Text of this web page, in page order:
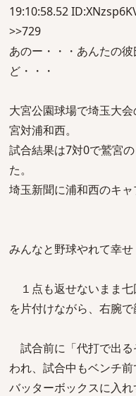
19:10:58.52
>>729
あのー・・・あんたの
ど・・・
大宮公園球場で埼玉大
宮対浦和西。
試合結果は7対0で鷲宮
た。
埼玉新聞に浦和西のキ
みんなと野球やれて幸
１点も返せないまま
を片付けながら、右腕で
試合前に「代打で出
われ、試合中もベンチ前
バッターボックスに入れ